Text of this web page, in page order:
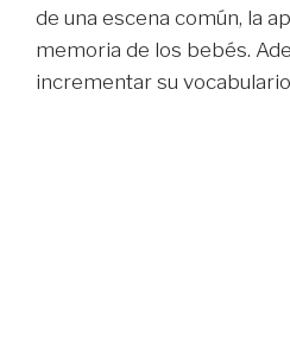
de una escena común, la
memoria de los bebés.
incrementar su